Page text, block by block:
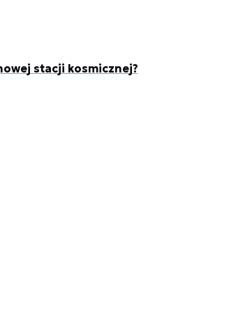
stacji kosmicznej?